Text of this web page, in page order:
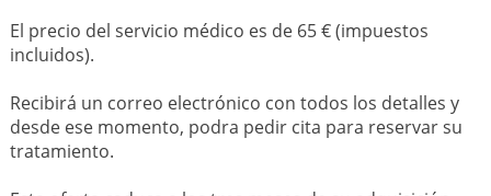
El precio del servicio médico es de 65 € (impuestos
incluidos).
Recibirá un correo electrónico con todos los detalles y
desde ese momento, podra pedir cita para reservar su
tratamiento.